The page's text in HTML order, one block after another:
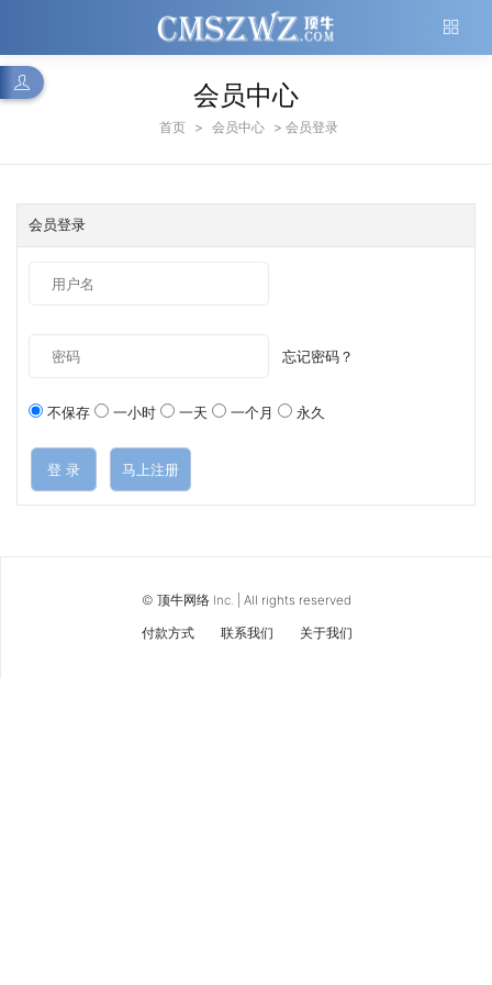
会员中心
首页 > 会员中心 > 会员登录
会员登录
忘记密码？
不保存 一小时 一天 一个月 永久
© 顶牛网络 Inc. | All rights reserved
付款方式 联系我们 关于我们